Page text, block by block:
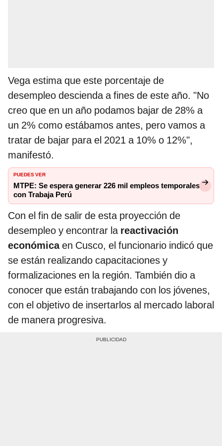
Vega estima que este porcentaje de
desempleo descienda a fines de este año. "No
creo que en un año podamos bajar de 28% a
un 2% como estábamos antes, pero vamos a
tratar de bajar para el 2021 a 10% o 12%",
manifestó.
PUEDES VER
MTPE: Se espera generar 226 mil empleos temporales
con Trabaja Perú
Con el fin de salir de esta proyección de
desempleo y encontrar la reactivación
económicaen Cusco, el funcionario indicó que
se están realizando capacitaciones y
formalizaciones en la región. También dio a
conocer que están trabajando con los jóvenes,
con el objetivo de insertarlos al mercado laboral
de manera progresiva.